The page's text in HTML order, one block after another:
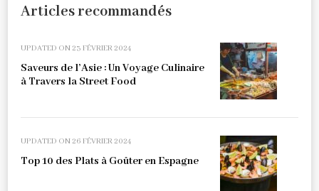
Articles recommandés
UPDATED ON23 FÉVRIER 2024
Saveurs de l’Asie : Un Voyage Culinaire
à Travers la Street Food
UPDATED ON26 FÉVRIER 2024
Top 10 des Plats à Goûter en Espagne